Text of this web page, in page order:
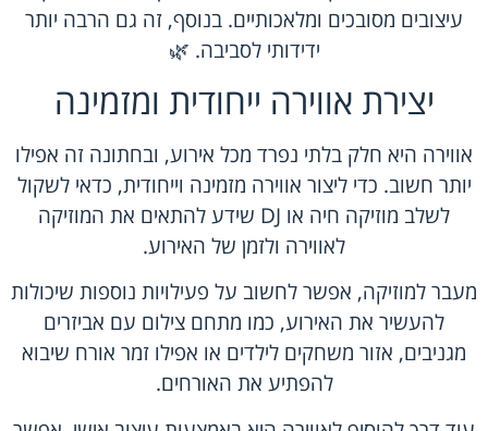
עיצובים מסובכים ומלאכותיים. בנוסף, זה גם הרבה יותר
ידידותי לסביבה. 🌿
יצירת אווירה ייחודית ומזמינה
אווירה היא חלק בלתי נפרד מכל אירוע, ובחתונה זה אפילו
יותר חשוב. כדי ליצור אווירה מזמינה וייחודית, כדאי לשקול
לשלב מוזיקה חיה או DJ שידע להתאים את המוזיקה
לאווירה ולזמן של האירוע.
מעבר למוזיקה, אפשר לחשוב על פעילויות נוספות שיכולות
להעשיר את האירוע, כמו מתחם צילום עם אביזרים
מגניבים, אזור משחקים לילדים או אפילו זמר אורח שיבוא
להפתיע את האורחים.